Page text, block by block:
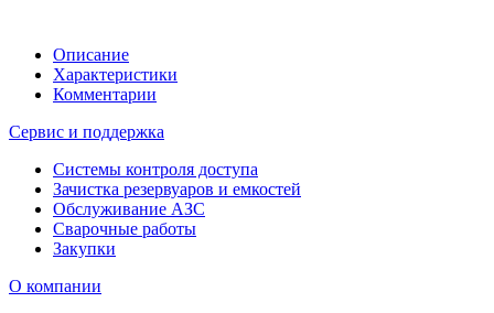
Описание
Характеристики
Комментарии
Сервис и поддержка
Системы контроля доступа
Зачистка резервуаров и емкостей
Обслуживание АЗС
Сварочные работы
Закупки
О компании